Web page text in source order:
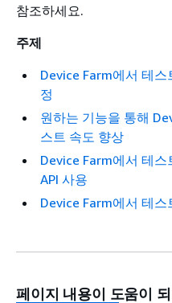
참조하세요.
주제
Device Farm에서 테스
정
원하는 기능을 통해
스트 속도 향상
Device Farm에서 테
API 사용
Device Farm에서 테
페이지 내용이 도움이